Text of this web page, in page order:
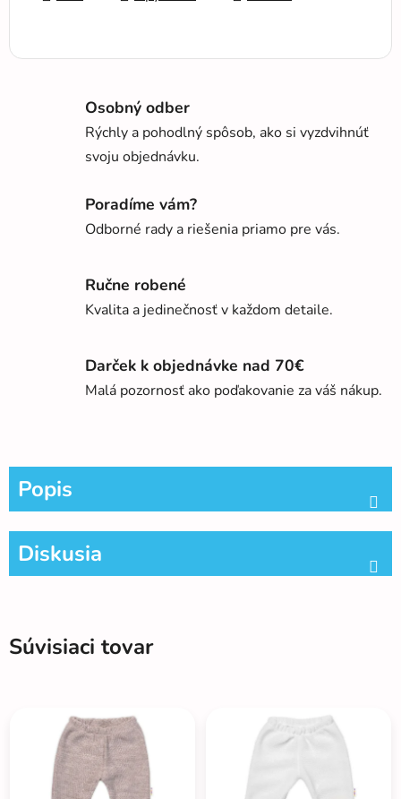
Osobný odber
Rýchly a pohodlný spôsob, ako si vyzdvihnúť
svoju objednávku.
Poradíme vám?
Odborné rady a riešenia priamo pre vás.
Ručne robené
Kvalita a jedinečnosť v každom detaile.
Darček k objednávke nad 70€
Malá pozornosť ako poďakovanie za váš nákup.
Popis
Diskusia
Súvisiaci tovar